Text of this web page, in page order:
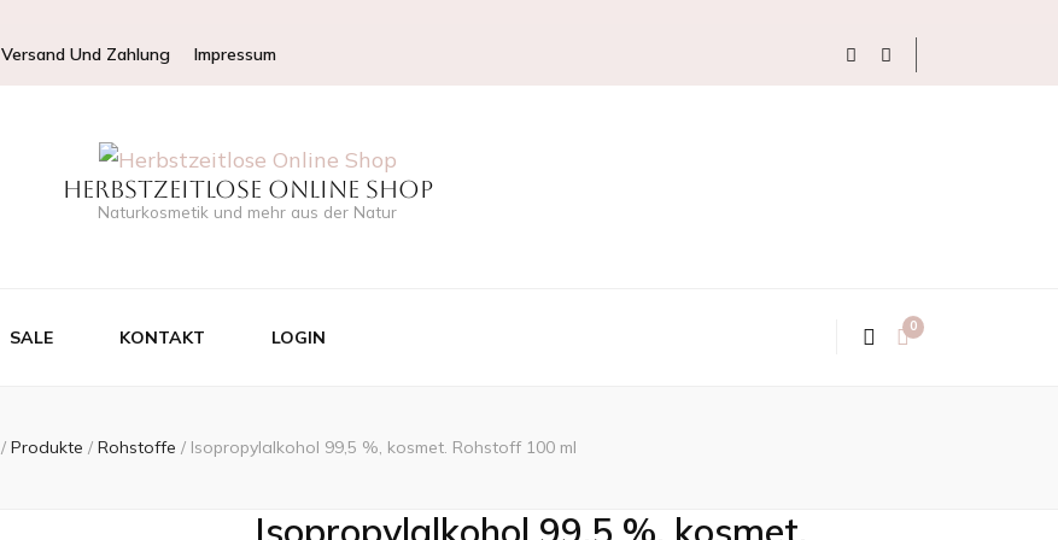
Versand Und Zahlung Impressum
Herbstzeitlose Online Shop
Naturkosmetik und mehr aus der Natur
SALE KONTAKT LOGIN
0
/ Produkte / Rohstoffe / Isopropylalkohol 99,5 %, kosmet. Rohstoff 100 ml